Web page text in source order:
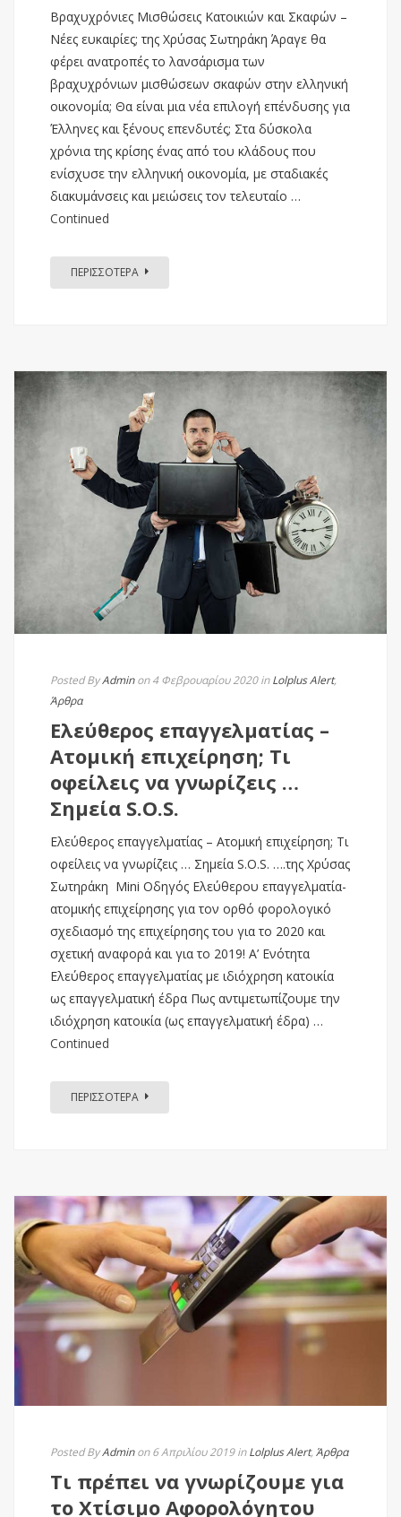
Βραχυχρόνιες Μισθώσεις Κατοικιών και Σκαφών –
Νέες ευκαιρίες; της Χρύσας Σωτηράκη Άραγε θα
φέρει ανατροπές το λανσάρισμα των
βραχυχρόνιων μισθώσεων σκαφών στην ελληνική
οικονομία; Θα είναι μια νέα επιλογή επένδυσης για
Έλληνες και ξένους επενδυτές; Στα δύσκολα
χρόνια της κρίσης ένας από του κλάδους που
ενίσχυσε την ελληνική οικονομία, με σταδιακές
διακυμάνσεις και μειώσεις τον τελευταίο …
Continued
ΠΕΡΙΣΣΟΤΕΡΑ
Posted ByAdmin on 4 Φεβρουαρίου 2020inLolplus Alert,
Άρθρα
Ελεύθερος επαγγελματίας –
Ατομική επιχείρηση; Τι
οφείλεις να γνωρίζεις …
Σημεία S.O.S.
Ελεύθερος επαγγελματίας – Ατομική επιχείρηση; Τι
οφείλεις να γνωρίζεις … Σημεία S.O.S. ….της Χρύσας
Σωτηράκη Mini Οδηγός Ελεύθερου επαγγελματία-
ατομικής επιχείρησης για τον ορθό φορολογικό
σχεδιασμό της επιχείρησης του για το 2020 και
σχετική αναφορά και για το 2019! Α’ Ενότητα
Eλεύθερος επαγγελματίας με ιδιόχρηση κατοικία
ως επαγγελματική έδρα Πως αντιμετωπίζουμε την
ιδιόχρηση κατοικία (ως επαγγελματική έδρα) …
Continued
ΠΕΡΙΣΣΟΤΕΡΑ
Posted ByAdmin on 6 Απριλίου 2019inLolplus Alert, Άρθρα
Τι πρέπει να γνωρίζουμε για
το Χτίσιμο Αφορολόγητου